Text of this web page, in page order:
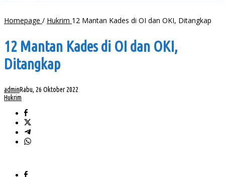
Homepage / Hukrim 12 Mantan Kades di OI dan OKI, Ditangkap
12 Mantan Kades di OI dan OKI,
Ditangkap
adminRabu, 26 Oktober 2022
Hukrim